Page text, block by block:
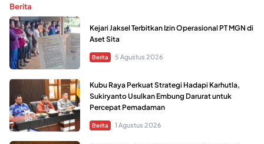
Berita
Kejari Jaksel Terbitkan Izin Operasional PT MGN di
Aset Sita
Berita 5 Agustus 2026
Kubu Raya Perkuat Strategi Hadapi Karhutla,
Sukiryanto Usulkan Embung Darurat untuk
Percepat Pemadaman
Berita 1 Agustus 2026